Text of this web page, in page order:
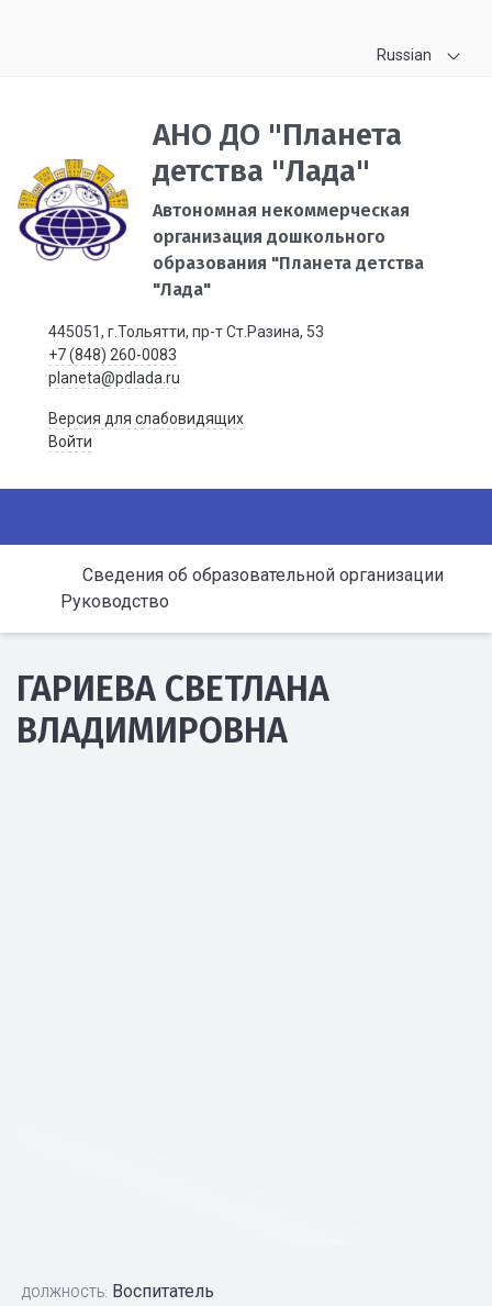
Russian
АНО ДО "Планета
детства "Лада"
Автономная некоммерческая
организация дошкольного
образования "Планета детства
"Лада"
445051, г.Тольятти, пр-т Ст.Разина, 53
+7 (848) 260-0083
planeta@pdlada.ru
Версия для слабовидящих
Войти
Сведения об образовательной организации
Руководство
ГАРИЕВА СВЕТЛАНА
ВЛАДИМИРОВНА
ДОЛЖНОСТЬ: Воспитатель